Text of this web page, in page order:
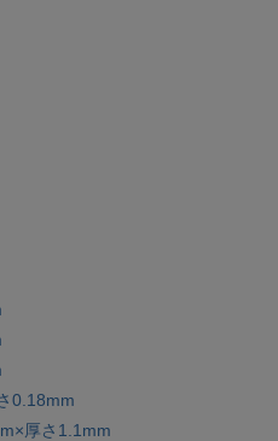
0.18mm
厚さ1.1mm